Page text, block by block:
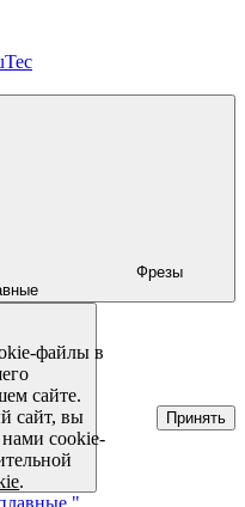
Фрезы
"
файлы в
сайте.
сайт, вы
нами cookie-
.
Принять